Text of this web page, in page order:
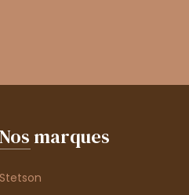
Nos marques
Stetson